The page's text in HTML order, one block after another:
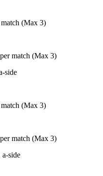
(Max 3)
match (Max 3)
side
(Max 3)
match (Max 3)
a-side